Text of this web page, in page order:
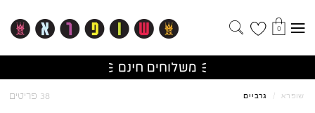
0
שופרא / גרביים 38 פריטים